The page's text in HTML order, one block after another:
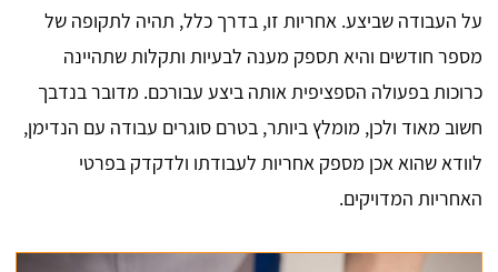
על העבודה שביצע. אחריות זו, בדרך כלל, תהיה לתקופה של
מספר חודשים והיא תספק מענה לבעיות ותקלות שתהיינה
כרוכות בפעולה הספציפית אותה ביצע עבורכם. מדובר בנדבך
חשוב מאוד ולכן, מומלץ ביותר, בטרם סוגרים עבודה עם הנדימן,
לוודא שהוא אכן מספק אחריות לעבודתו ולדקדק בפרטי
האחריות המדויקים.